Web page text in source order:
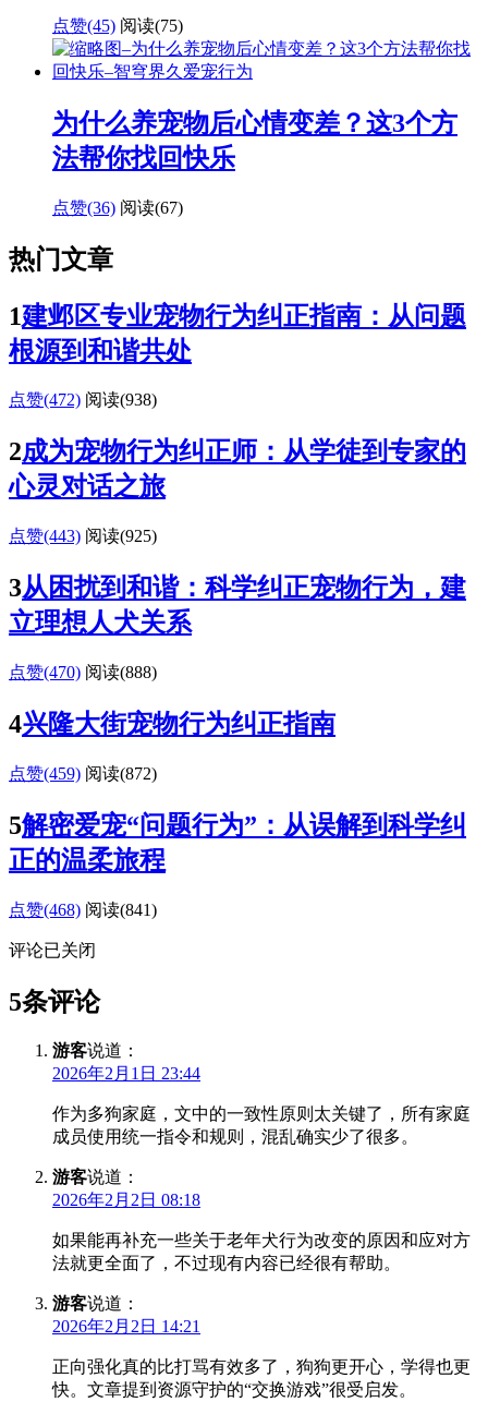
点赞(45) 阅读(75)
为什么养宠物后心情变差？这3个方
法帮你找回快乐
点赞(36) 阅读(67)
热门文章
1建邺区专业宠物行为纠正指南：从问题
根源到和谐共处
点赞(472) 阅读(938)
2成为宠物行为纠正师：从学徒到专家的
心灵对话之旅
点赞(443) 阅读(925)
3从困扰到和谐：科学纠正宠物行为，建
立理想人犬关系
点赞(470) 阅读(888)
4兴隆大街宠物行为纠正指南
点赞(459) 阅读(872)
5解密爱宠“问题行为”：从误解到科学纠
正的温柔旅程
点赞(468) 阅读(841)
评论已关闭
5条评论
游客说道：
2026年2月1日 23:44
作为多狗家庭，文中的一致性原则太关键了，所有家庭
成员使用统一指令和规则，混乱确实少了很多。
游客说道：
2026年2月2日 08:18
如果能再补充一些关于老年犬行为改变的原因和应对方
法就更全面了，不过现有内容已经很有帮助。
游客说道：
2026年2月2日 14:21
正向强化真的比打骂有效多了，狗狗更开心，学得也更
快。文章提到资源守护的“交换游戏”很受启发。